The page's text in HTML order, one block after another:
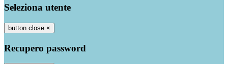
Seleziona utente
button close ×
Recupero password